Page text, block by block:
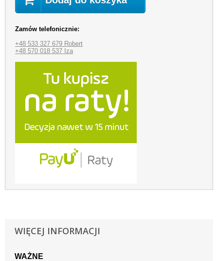
Zamów telefonicznie:
+48 533 327 679 Robert
+48 570 018 537 Iza
WIĘCEJ INFORMACJI
WAŻNE